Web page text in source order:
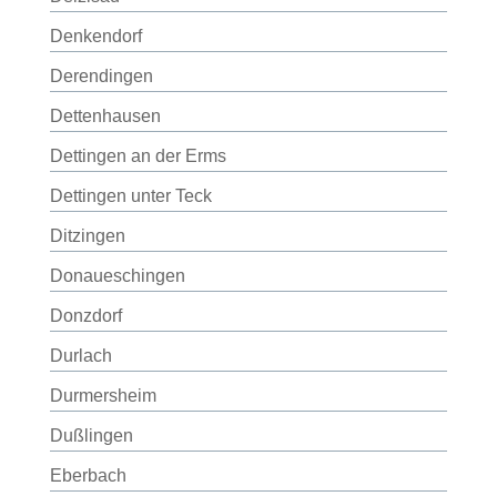
Denkendorf
Derendingen
Dettenhausen
Dettingen an der Erms
Dettingen unter Teck
Ditzingen
Donaueschingen
Donzdorf
Durlach
Durmersheim
Dußlingen
Eberbach